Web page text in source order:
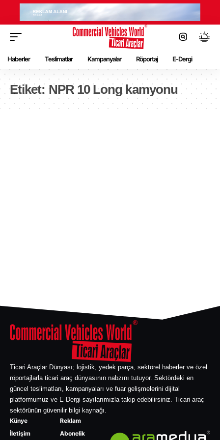
Haberler Teslimatlar Kampanyalar Röportaj E-Dergi
Etiket: NPR 10 Long kamyonu
Ticari Araçlar Dünyası; lojistik, yedek parça, sektörel haberler ve özel
röportajlarla ticari araç dünyasının nabzını tutuyor. Sektördeki en
güncel teslimatları, kampanyaları ve fuar gelişmelerini dijital
platformumuz ve E-Dergi sayılarımızla takip edebilirsiniz. Ticari araç
sektörünün güvenilir bilgi kaynağı.
Künye
İletişim
Reklam
Abonelik